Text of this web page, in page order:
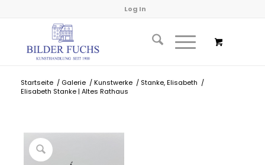
Log In
Startseite / Galerie / Kunstwerke / Stanke, Elisabeth /
Elisabeth Stanke | Altes Rathaus